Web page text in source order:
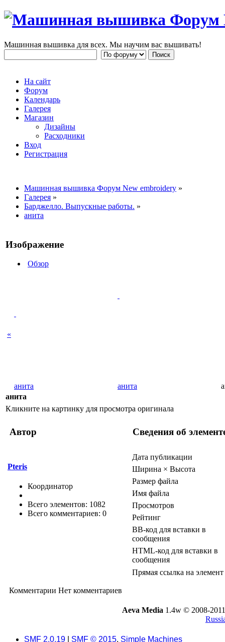
Машинная вышивка для всех. Мы научим вас вышивать!
На сайт
Форум
Календарь
Галерея
Магазин
Дизайны
Расходники
Вход
Регистрация
Машинная вышивка Форум New embroidery »
Галерея »
Барджелло. Выпускные работы. »
анита
Изображение
Обзор
«
анита анита
анита
Кликните на картинку для просмотра оригинала
Автор Сведения об
Pteris
Координатор
Всего элементов: 1082
Всего комментариев: 0
Дата публикации
Ширина × Высота
Размер файла
Имя файла
Просмотров
Рейтинг
BB-код для вставки в
сообщения
HTML-код для вставки в
сообщения
Прямая ссылка на элемент
Комментарии Нет комментариев
Aeva Media 1.4w © 2008-
SMF 2.0.19 SMF © 2015, Simple Machines